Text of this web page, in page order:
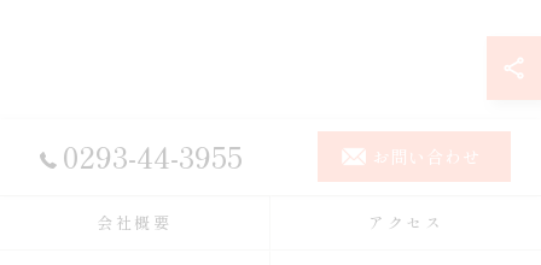
0293-44-3955 お問い合わせ
会社概要 アクセス